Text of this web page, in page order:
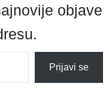
objave
Prijavi se